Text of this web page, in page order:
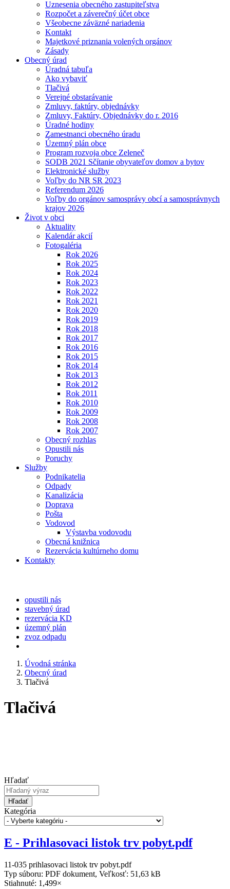
Uznesenia obecného zastupiteľstva
Rozpočet a záverečný účet obce
Všeobecne záväzné nariadenia
Kontakt
Majetkové priznania volených orgánov
Zásady
Obecný úrad
Úradná tabuľa
Ako vybaviť
Tlačivá
Verejné obstarávanie
Zmluvy, faktúry, objednávky
Zmluvy, Faktúry, Objednávky do r. 2016
Úradné hodiny
Zamestnanci obecného úradu
Územný plán obce
Program rozvoja obce Zeleneč
SODB 2021 Sčítanie obyvateľov domov a bytov
Elektronické služby
Voľby do NR SR 2023
Referendum 2026
Voľby do orgánov samosprávy obcí a samosprávnych
krajov 2026
Život v obci
Aktuality
Kalendár akcií
Fotogaléria
Rok 2026
Rok 2025
Rok 2024
Rok 2023
Rok 2022
Rok 2021
Rok 2020
Rok 2019
Rok 2018
Rok 2017
Rok 2016
Rok 2015
Rok 2014
Rok 2013
Rok 2012
Rok 2011
Rok 2010
Rok 2009
Rok 2008
Rok 2007
Obecný rozhlas
Opustili nás
Poruchy
Služby
Podnikatelia
Odpady
Kanalizácia
Doprava
Pošta
Vodovod
Výstavba vodovodu
Obecná knižnica
Rezervácia kultúrneho domu
Kontakty
opustili nás
stavebný úrad
rezervácia KD
územný plán
zvoz odpadu
Úvodná stránka
Obecný úrad
Tlačivá
Tlačivá
Hľadať
Hľadať
Kategória
E - Prihlasovaci listok trv pobyt.pdf
11-035 prihlasovaci listok trv pobyt.pdf
Typ súboru: PDF dokument, Veľkosť: 51,63 kB
Stiahnuté: 1,499×